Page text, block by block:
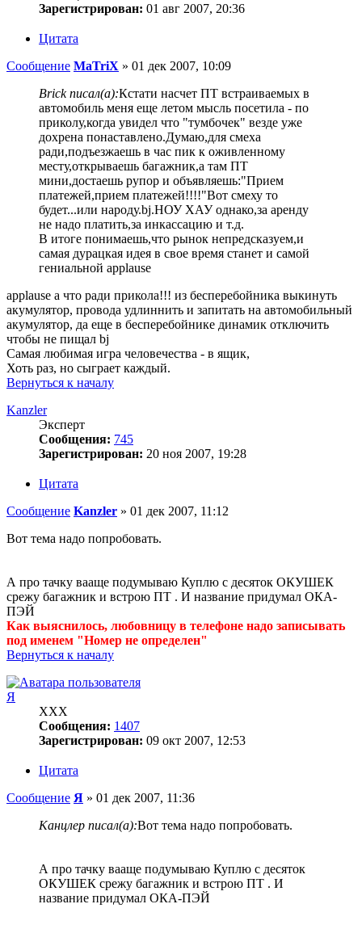
Зарегистрирован: 01 авг 2007, 20:36
Цитата
Сообщение MaTriX » 01 дек 2007, 10:09
Brick писал(а):Кстати насчет ПТ встраиваемых в
автомобиль меня еще летом мысль посетила - по
приколу,когда увидел что "тумбочек" везде уже
дохрена понаставлено.Думаю,для смеха
ради,подъезжаешь в час пик к оживленному
месту,открываешь багажник,а там ПТ
мини,достаешь рупор и объявляешь:"Прием
платежей,прием платежей!!!!"Вот смеху то
будет...или народу.bj.НОУ ХАУ однако,за аренду
не надо платить,за инкассацию и т.д.
В итоге понимаешь,что рынок непредсказуем,и
самая дурацкая идея в свое время станет и самой
гениальной applause
applause а что ради прикола!!! из бесперебойника выкинуть
акумулятор, провода удлиннить и запитать на автомобильный
акумулятор, да еще в бесперебойнике динамик отключить
чтобы не пищал bj
Самая любимая игра человечества - в ящик,
Хоть раз, но сыграет каждый.
Вернуться к началу
Kanzler
Эксперт
Сообщения: 745
Зарегистрирован: 20 ноя 2007, 19:28
Цитата
Сообщение Kanzler » 01 дек 2007, 11:12
Вот тема надо попробовать.
А про тачку вааще подумываю Куплю с десяток ОКУШЕК
срежу багажник и встрою ПТ . И название придумал ОКА-
ПЭЙ
Как выяснилось, любовницу в телефоне надо записывать
под именем "Номер не определен"
Вернуться к началу
Я
ХХХ
Сообщения: 1407
Зарегистрирован: 09 окт 2007, 12:53
Цитата
Сообщение Я » 01 дек 2007, 11:36
Канцлер писал(а):Вот тема надо попробовать.
А про тачку вааще подумываю Куплю с десяток
ОКУШЕК срежу багажник и встрою ПТ . И
название придумал ОКА-ПЭЙ